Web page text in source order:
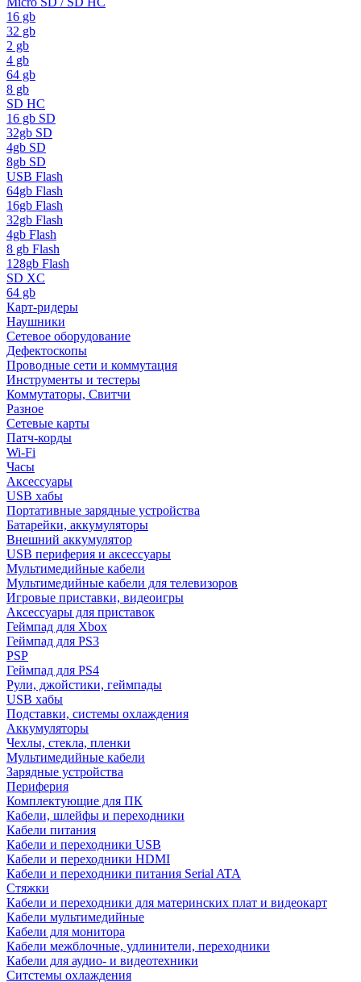
16 gb
32 gb
2 gb
4 gb
64 gb
8 gb
SD HC
16 gb SD
32gb SD
4gb SD
8gb SD
USB Flash
64gb Flash
16gb Flash
32gb Flash
4gb Flash
8 gb Flash
128gb Flash
SD XC
64 gb
Карт-ридеры
Наушники
Сетевое оборудование
Дефектоскопы
Проводные сети и коммутация
Инструменты и тестеры
Коммутаторы, Свитчи
Разное
Сетевые карты
Патч-корды
Wi-Fi
Часы
Аксессуары
USB хабы
Портативные зарядные устройства
Батарейки, аккумуляторы
Внешний аккумулятор
USB периферия и аксессуары
Мультимедийные кабели
Мультимедийные кабели для телевизоров
Игровые приставки, видеоигры
Аксессуары для приставок
Геймпад для Xbox
Геймпад для PS3
PSP
Геймпад для PS4
Рули, джойстики, геймпады
USB хабы
Подставки, системы охлаждения
Аккумуляторы
Чехлы, стекла, пленки
Мультимедийные кабели
Зарядные устройства
Периферия
Комплектующие для ПК
Кабели, шлейфы и переходники
Кабели питания
Кабели и переходники USB
Кабели и переходники HDMI
Кабели и переходники питания Serial ATA
Стяжки
Кабели и переходники для материнских плат и видеокарт
Кабели мультимедийные
Кабели для монитора
Кабели межблочные, удлинители, переходники
Кабели для аудио- и видеотехники
Ситстемы охлаждения